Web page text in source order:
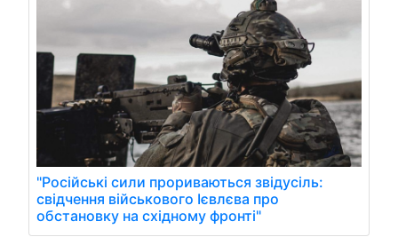
"Російські сили прориваються звідусіль:
свідчення військового Ієвлєва про
обстановку на східному фронті"